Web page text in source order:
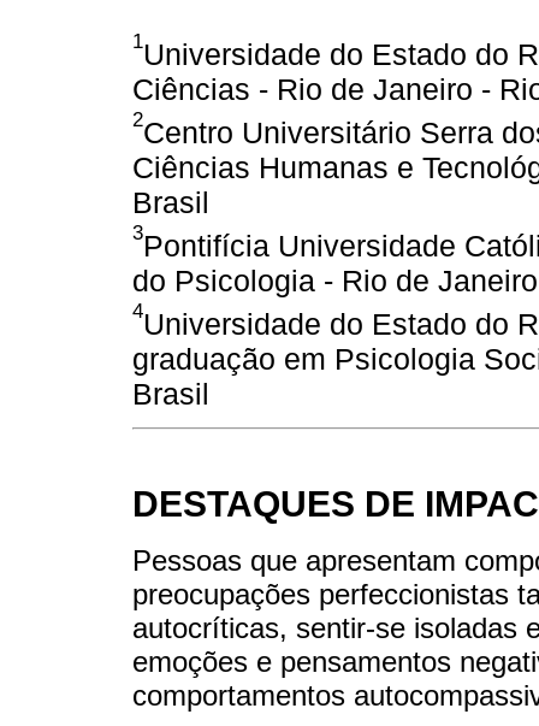
1Universidade do Estado do
Ciências - Rio de Janeiro -
2Centro Universitário Serra
Ciências Humanas e
Brasil
3Pontifícia Universidade
do Psicologia - Rio de
4Universidade do Estado do
graduação em Psicologia
Brasil
DESTAQUES DE
Pessoas que apresentam
preocupações perfeccionistas
autocríticas, sentir-se isoladas
emoções e pensamentos
comportamentos